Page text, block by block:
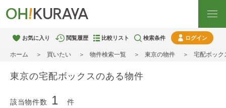
お気に入り 閲覧履歴 比較リスト 検索条件 ログイン
ホーム 買いたい 物件検索一覧 東京の物件 宅配ボック
東京の宅配ボックスのある物件
該当物件数 1 件